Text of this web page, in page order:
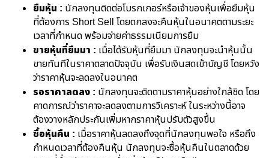
ยืมหุ้น : นักลงทุนติดต่อโบรกเกอร์หรือเจ้าของหุ้นเพื่อยืมหุ้น
ที่ต้องการ Short Sell โดยตกลงจะคืนหุ้นในอนาคตตามระยะ
เวลาที่กำหนด พร้อมจ่ายค่าธรรมเนียมการยืม
ขายหุ้นที่ยืมมา : เมื่อได้รับหุ้นที่ยืมมา นักลงทุนจะนำหุ้นนั้น
ขายทันทีในราคาตลาดปัจจุบัน เพื่อรับเงินสดเข้าบัญชี โดยหวัง
ว่าราคาหุ้นจะลดลงในอนาคต
รอราคาลดลง : นักลงทุนจะติดตามราคาหุ้นอย่างใกล้ชิด โดย
คาดการณ์ว่าราคาจะลดลงตามการวิเคราะห์ ในระหว่างนี้อาจ
ต้องวางหลักประกันเพิ่มหากราคาหุ้นปรับตัวสูงขึ้น
ซื้อหุ้นคืน : เมื่อราคาหุ้นลดลงถึงจุดที่นักลงทุนพอใจ หรือถึง
กำหนดเวลาที่ต้องคืนหุ้น นักลงทุนจะซื้อหุ้นคืนในตลาดด้วย